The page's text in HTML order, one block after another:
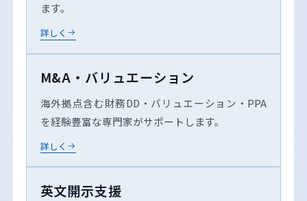
ます。
詳しく
M&A・バリュエーション
海外拠点含む財務DD・バリュエーション・PPA
を経験豊富な専門家がサポートします。
詳しく
英文開示支援